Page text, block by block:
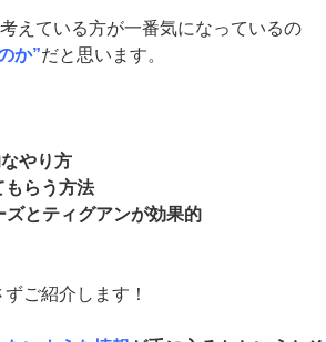
えている方が一番気になっているの
か”だと思います。
やり方
もらう方法
とティグアンが効果的
ご紹介します！